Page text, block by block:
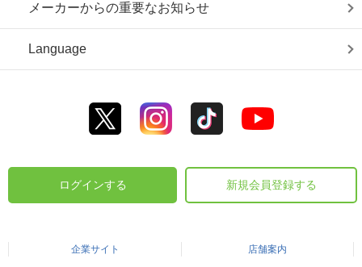
メーカーからの重要なお知らせ
Language
ログインする 新規会員登録する
企業サイト 店舗案内